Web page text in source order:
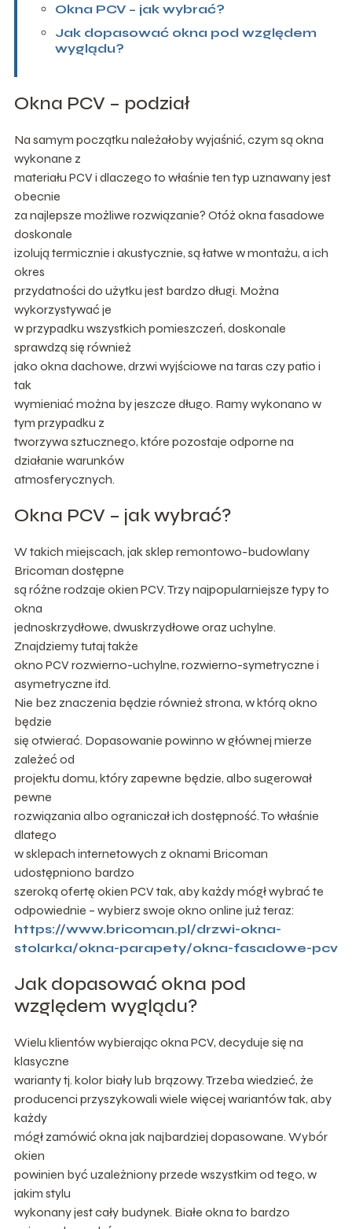
Okna PCV – jak wybrać?
Jak dopasować okna pod względem
wyglądu?
Okna PCV – podział
Na samym początku należałoby wyjaśnić, czym są okna
wykonane z
materiału PCV i dlaczego to właśnie ten typ uznawany jest
obecnie
za najlepsze możliwe rozwiązanie? Otóż okna fasadowe
doskonale
izolują termicznie i akustycznie, są łatwe w montażu, a ich
okres
przydatności do użytku jest bardzo długi. Można
wykorzystywać je
w przypadku wszystkich pomieszczeń, doskonale
sprawdzą się również
jako okna dachowe, drzwi wyjściowe na taras czy patio i
tak
wymieniać można by jeszcze długo. Ramy wykonano w
tym przypadku z
tworzywa sztucznego, które pozostaje odporne na
działanie warunków
atmosferycznych.
Okna PCV – jak wybrać?
W takich miejscach, jak sklep remontowo-budowlany
Bricoman dostępne
są różne rodzaje okien PCV. Trzy najpopularniejsze typy to
okna
jednoskrzydłowe, dwuskrzydłowe oraz uchylne.
Znajdziemy tutaj także
okno PCV rozwierno-uchylne, rozwierno-symetryczne i
asymetryczne itd.
Nie bez znaczenia będzie również strona, w którą okno
będzie
się otwierać. Dopasowanie powinno w głównej mierze
zależeć od
projektu domu, który zapewne będzie, albo sugerował
pewne
rozwiązania albo ograniczał ich dostępność. To właśnie
dlatego
w sklepach internetowych z oknami Bricoman
udostępniono bardzo
szeroką ofertę okien PCV tak, aby każdy mógł wybrać te
odpowiednie – wybierz swoje okno online już teraz:
https://www.bricoman.pl/drzwi-okna-
stolarka/okna-parapety/okna-fasadowe-pcv
Jak dopasować okna pod
względem wyglądu?
Wielu klientów wybierając okna PCV, decyduje się na
klasyczne
warianty tj. kolor biały lub brązowy. Trzeba wiedzieć, że
producenci przyszykowali wiele więcej wariantów tak, aby
każdy
mógł zamówić okna jak najbardziej dopasowane. Wybór
okien
powinien być uzależniony przede wszystkim od tego, w
jakim stylu
wykonany jest cały budynek. Białe okna to bardzo